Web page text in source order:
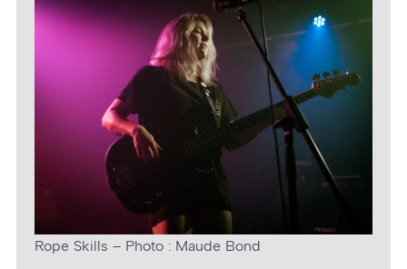
Rope Skills – Photo : Maude Bond